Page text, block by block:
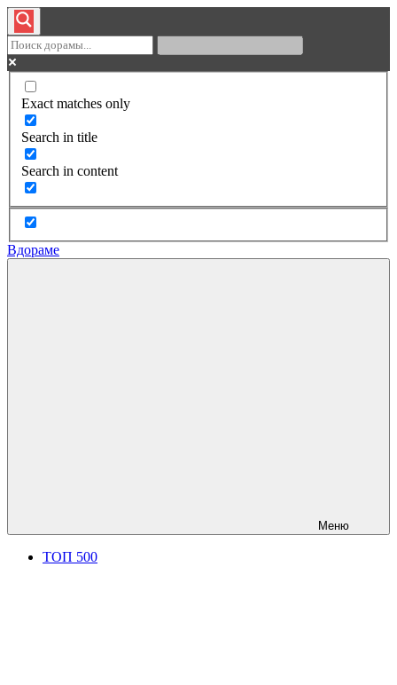
Exact matches only
Search in title
Search in content
Вдораме
Меню
ТОП 500